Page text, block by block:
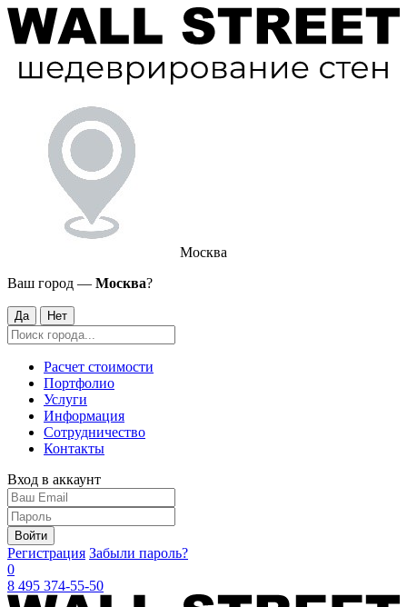
Москва
Ваш город — Москва?
Да Нет
Расчет стоимости
Портфолио
Услуги
Информация
Сотрудничество
Контакты
Вход в аккаунт
Войти
Регистрация Забыли пароль?
0
8 495 374-55-50